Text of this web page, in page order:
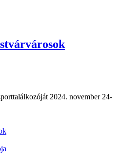
2024. november 24-